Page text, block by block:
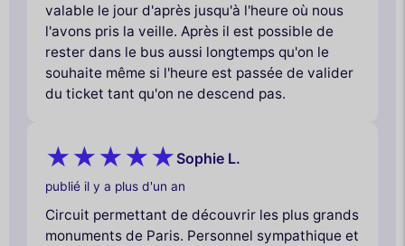
valable le jour d'après jusqu'à l'heure où nous
l'avons pris la veille. Après il est possible de
rester dans le bus aussi longtemps qu'on le
souhaite même si l'heure est passée de valider
du ticket tant qu'on ne descend pas.
Sophie L.
publié il y a plus d'un an
Circuit permettant de découvrir les plus grands
monuments de Paris. Personnel sympathique et